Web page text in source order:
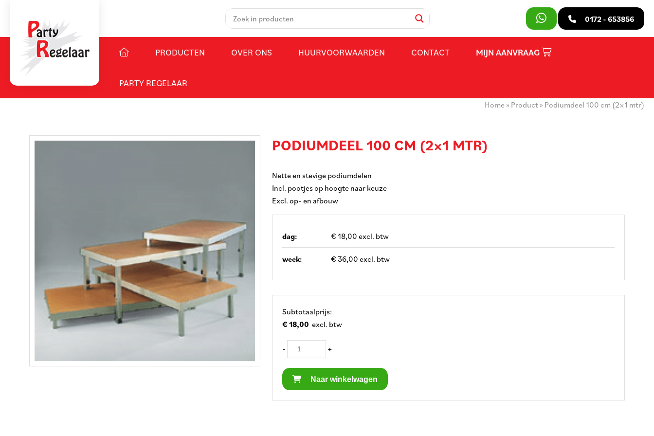
SLUITEN
0172 - 653856
PRODUCTEN OVER ONS HUURVOORWAARDEN CONTACT MIJN AANVRAAG
PARTY REGELAAR
Home » Product » Podiumdeel 100 cm (2×1 mtr)
PODIUMDEEL 100 CM (2×1 MTR)
Nette en stevige podiumdelen
Incl. pootjes op hoogte naar keuze
Excl. op- en afbouw
dag: € 18,00 excl. btw
week: € 36,00 excl. btw
Subtotaalprijs:
€ 18,00 excl. btw
- +
Naar winkelwagen